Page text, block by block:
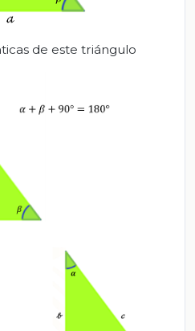
de este triángulo